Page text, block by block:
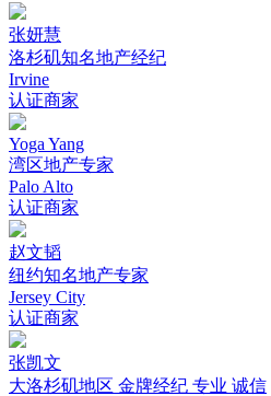
张妍慧
洛杉矶知名地产经纪
Irvine
认证商家
Yoga Yang
湾区地产专家
Palo Alto
认证商家
赵文韬
纽约知名地产专家
Jersey City
认证商家
张凯文
大洛杉矶地区 金牌经纪 专业 诚信